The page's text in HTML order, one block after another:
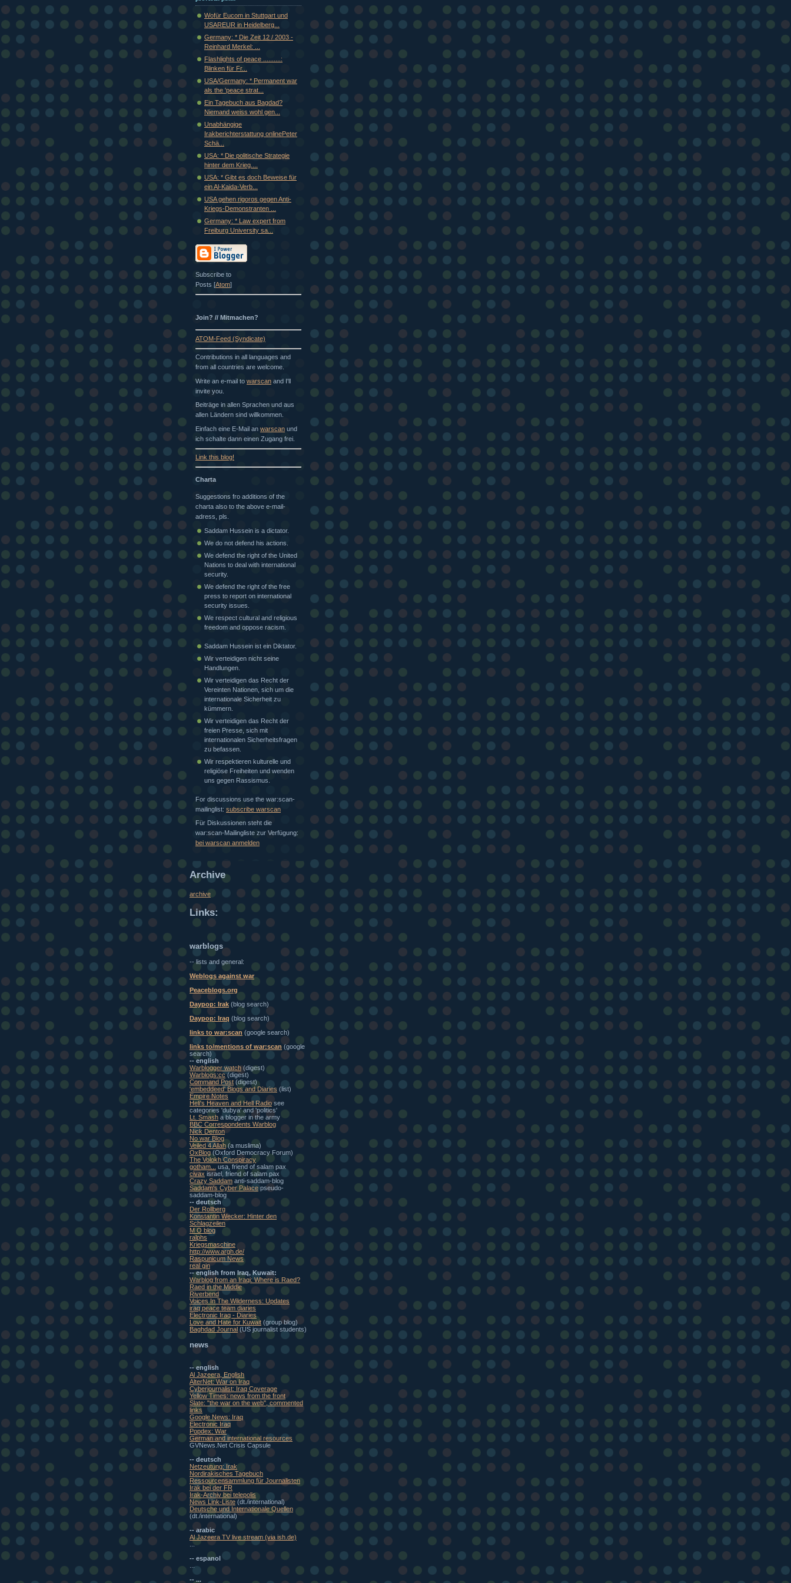
Wofür Eucom in Stuttgart und
USAREUR in Heidelberg...
Germany: * Die Zeit 12 / 2003 -
Reinhard Merkel: ...
Flashlights of peace ..........:
Blinken für Fr...
USA/Germany: * Permanent war
als the 'peace strat...
Ein Tagebuch aus Bagdad?
Niemand weiss wohl gen...
Unabhängige
Irakberichterstattung onlinePeter
Schä...
USA: * Die politische Strategie
hinter dem Krieg....
USA: * Gibt es doch Beweise für
ein Al-Kaida-Verb...
USA gehen rigoros gegen Anti-
Kriegs-Demonstranten ...
Germany: * Law expert from
Freiburg University sa...
Subscribe to
Posts [Atom]
Join? // Mitmachen?
ATOM-Feed (Syndicate)
Contributions in all languages and
from all countries are welcome.
Write an e-mail to warscan and I'll
invite you.
Beiträge in allen Sprachen und aus
allen Ländern sind willkommen.
Einfach eine E-Mail an warscan und
ich schalte dann einen Zugang frei.
Link this blog!
Charta
Suggestions fro additions of the
charta also to the above e-mail-
adress, pls.
Saddam Hussein is a dictator.
We do not defend his actions.
We defend the right of the United
Nations to deal with international
security.
We defend the right of the free
press to report on international
security issues.
We respect cultural and religious
freedom and oppose racism.
Saddam Hussein ist ein Diktator.
Wir verteidigen nicht seine
Handlungen.
Wir verteidigen das Recht der
Vereinten Nationen, sich um die
internationale Sicherheit zu
kümmern.
Wir verteidigen das Recht der
freien Presse, sich mit
internationalen Sicherheitsfragen
zu befassen.
Wir respektieren kulturelle und
religiöse Freiheiten und wenden
uns gegen Rassismus.
For discussions use the war:scan-
mailinglist: subscribe warscan
Für Diskussionen steht die
war:scan-Mailingliste zur Verfügung:
bei warscan anmelden
Archive
archive
Links:
warblogs
-- lists and general:
Weblogs against war
Peaceblogs.org
Daypop: Irak (blog search)
Daypop: Iraq (blog search)
links to war:scan (google search)
links to/mentions of war:scan (google
search)
-- english
Warblogger watch(digest)
Warblogs:cc (digest)
Command Post (digest)
'embeddeed' Blogs and Diaries (list)
Empire Notes
Heli's Heaven and Hell Radiosee
categories 'dubya' and 'politics'
Lt. Smash a blogger in the army
BBC Correspondents Warblog
Nick Denton
No war Blog
Veiled 4 Allah (a muslima)
OxBlog (Oxford Democracy Forum)
The Volokh Conspiracy
gotham...
usa, friend of salam pax
civax israel, friend of salam pax
Crazy Saddam anti-saddam-blog
Saddam's Cyber Palace pseudo-
saddam-blog
-- deutsch
Der Rollberg
Konstantin Wecker: Hinter den
Schlagzeilen
M O blog
ralphs
Kriegsmaschine
http://www.argh.de/
Raspunicum News
real gin
-- english from Iraq, Kuwait:
Warblog from an Iraqi: Where is Raed?
Raed in the Middle
Riverbend
Voices In The Wilderness: Updates
iraq peace team diaries
Electronic Iraq - Diaries
Love and Hate for Kuwait (group blog)
Baghdad Journal (US journalist students)
news
-- english
Al Jazeera, English
AlterNet: War on Iraq
Cyberjournalist: Iraq Coverage
Yellow Times: news from the front
Slate: "the war on the web", commented
links
Google News: Iraq
Electronic Iraq
Popdex: War
German and international resources
GVNews.Net Crisis Capsule
-- deutsch
Netzeutung: Irak
Nordirakisches Tagebuch
Ressourcensammlung für Journalisten
Irak bei der FR
Irak-Archiv bei telepolis
News Link-Liste (dt./international)
Deutsche und Internationale Quellen
(dt./international)
-- arabic
Al Jazeera TV live stream (via ish.de)
-- espanol
-- ...